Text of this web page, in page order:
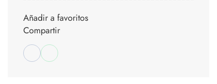
Añadir a favoritos
Compartir